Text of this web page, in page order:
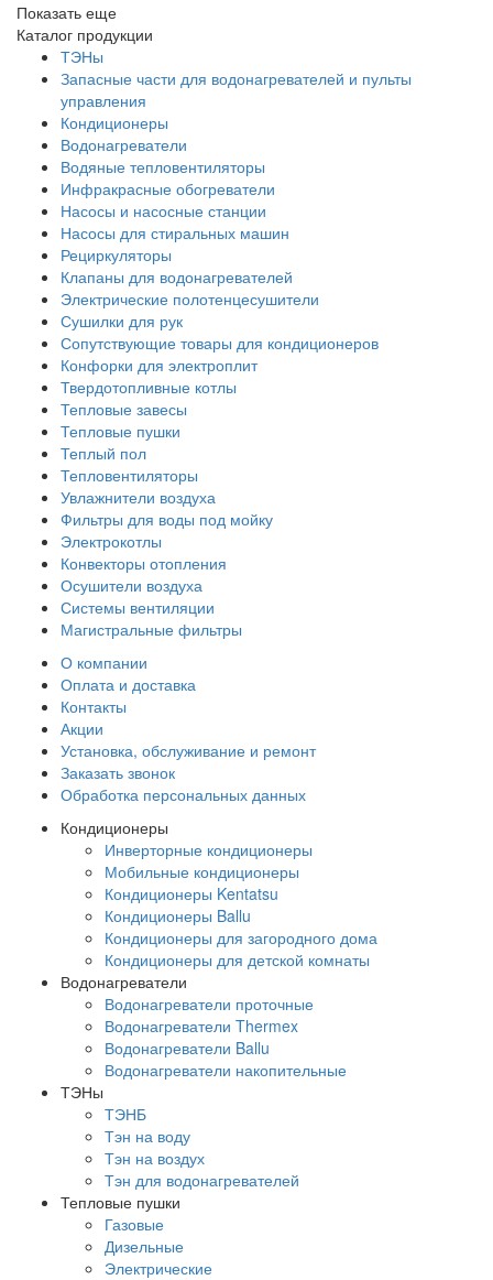
Показать еще
Каталог продукции
ТЭНы
Запасные части для водонагревателей и пульты
управления
Кондиционеры
Водонагреватели
Водяные тепловентиляторы
Инфракрасные обогреватели
Насосы и насосные станции
Насосы для стиральных машин
Рециркуляторы
Клапаны для водонагревателей
Электрические полотенцесушители
Сушилки для рук
Сопутствующие товары для кондиционеров
Конфорки для электроплит
Твердотопливные котлы
Тепловые завесы
Тепловые пушки
Теплый пол
Тепловентиляторы
Увлажнители воздуха
Фильтры для воды под мойку
Электрокотлы
Конвекторы отопления
Осушители воздуха
Системы вентиляции
Магистральные фильтры
О компании
Оплата и доставка
Контакты
Акции
Установка, обслуживание и ремонт
Заказать звонок
Обработка персональных данных
Кондиционеры
Инверторные кондиционеры
Мобильные кондиционеры
Кондиционеры Kentatsu
Кондиционеры Ballu
Кондиционеры для загородного дома
Кондиционеры для детской комнаты
Водонагреватели
Водонагреватели проточные
Водонагреватели Thermex
Водонагреватели Ballu
Водонагреватели накопительные
ТЭНы
ТЭНБ
Тэн на воду
Тэн на воздух
Тэн для водонагревателей
Тепловые пушки
Газовые
Дизельные
Электрические